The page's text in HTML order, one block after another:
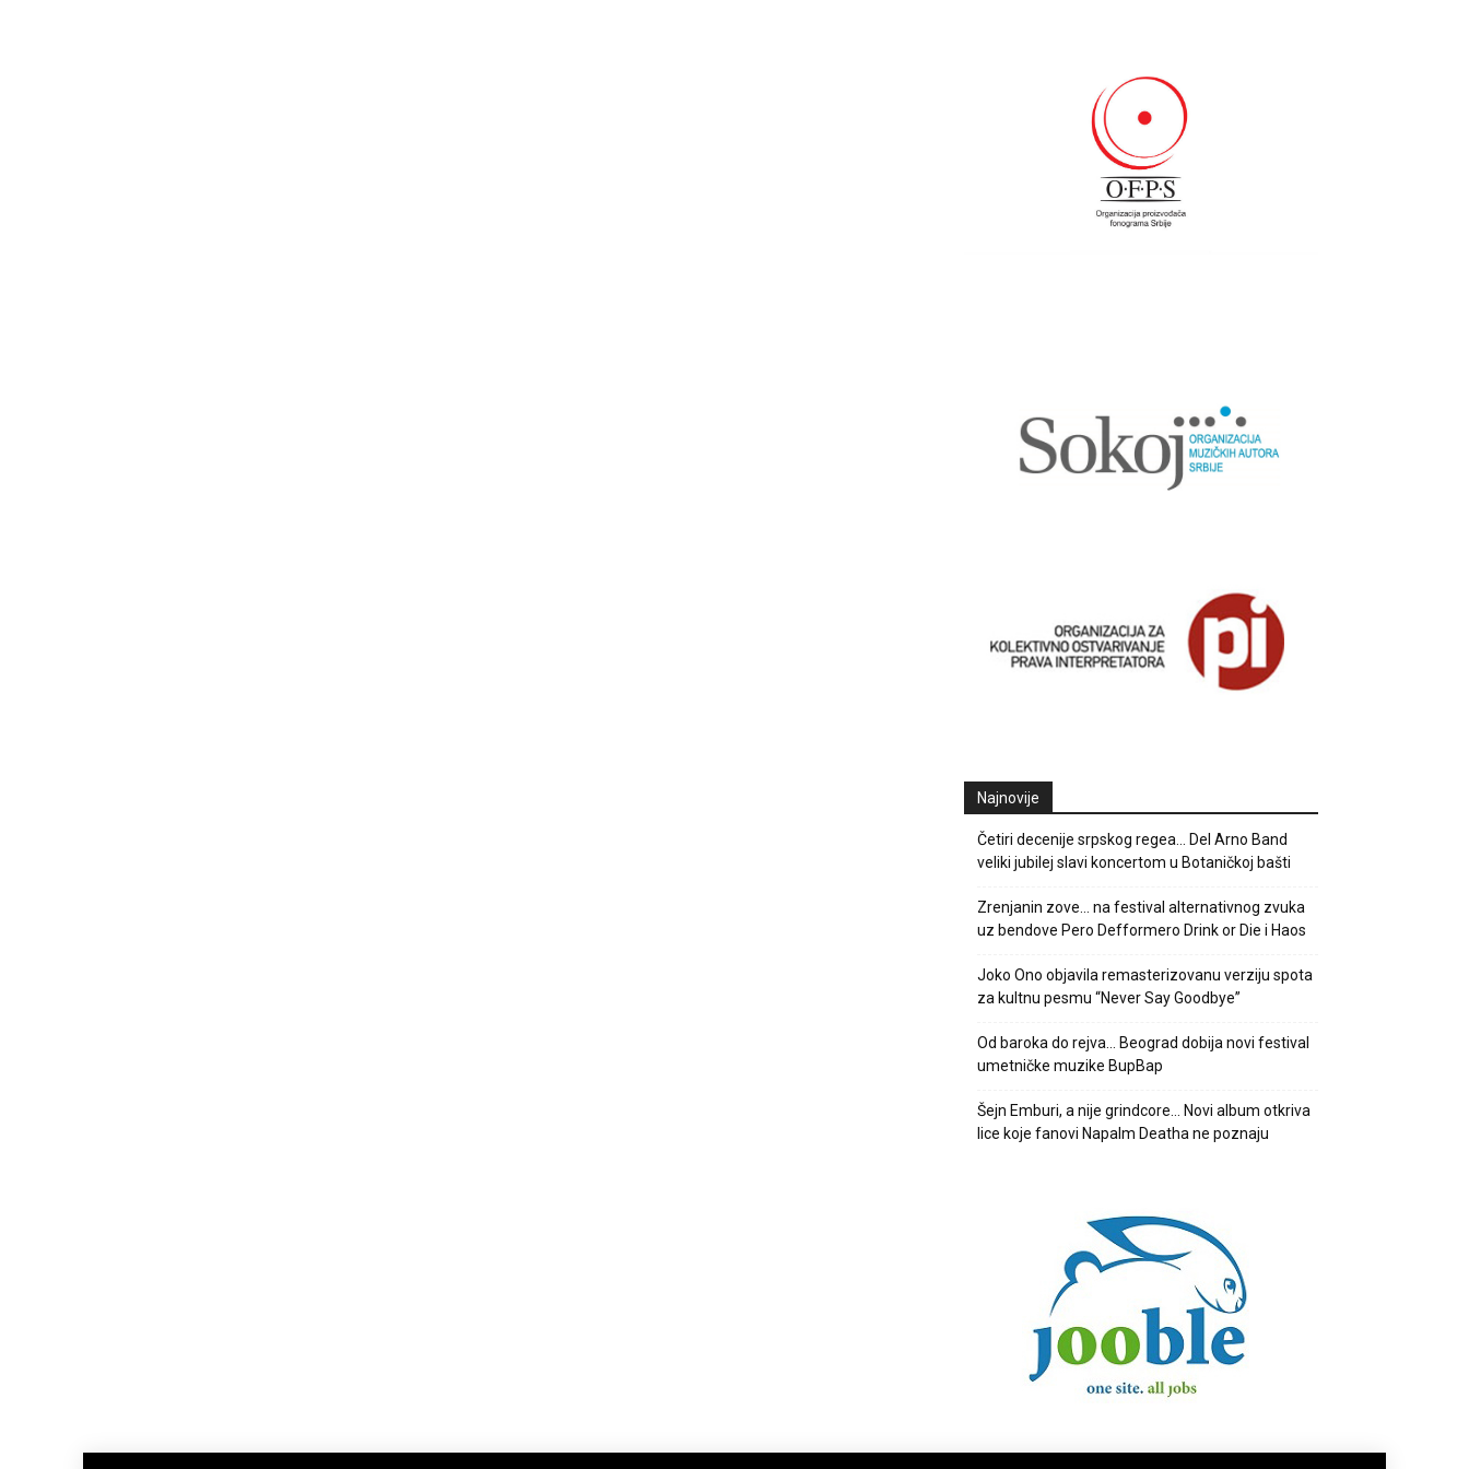
Najnovije
Četiri decenije srpskog regea… Del Arno Band
veliki jubilej slavi koncertom u Botaničkoj bašti
Zrenjanin zove… na festival alternativnog zvuka
uz bendove Pero Defformero Drink or Die i Haos
Joko Ono objavila remasterizovanu verziju spota
za kultnu pesmu “Never Say Goodbye”
Od baroka do rejva… Beograd dobija novi festival
umetničke muzike BupBap
Šejn Emburi, a nije grindcore… Novi album otkriva
lice koje fanovi Napalm Deatha ne poznaju